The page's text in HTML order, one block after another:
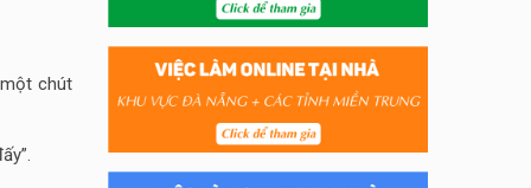
chút
video parttime
Công ty
Tuyển nhân viên tiếp thực,